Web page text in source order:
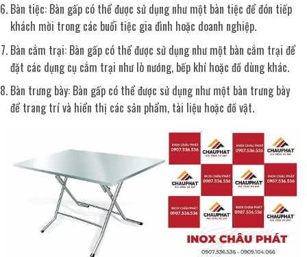
Bàn tiệc: Bàn gấp có thể được sử dụng như một bàn tiệc để đón tiếp
khách mời trong các buổi tiệc gia đình hoặc doanh nghiệp.
Bàn cắm trại: Bàn gấp có thể được sử dụng như một bàn cắm trại để
đặt các dụng cụ cắm trại như lò nướng, bếp khí hoặc đồ dùng khác.
Bàn trưng bày: Bàn gấp có thể được sử dụng như một bàn trưng bày
để trang trí và hiển thị các sản phẩm, tài liệu hoặc đồ vật.